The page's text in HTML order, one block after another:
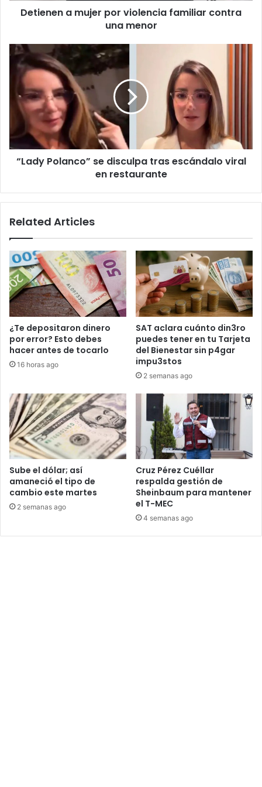
Detienen a mujer por violencia familiar contra
una menor
“Lady
Polanco”
disculpa
tras
escándalo
en
restaurante
“Lady Polanco” se disculpa tras escándalo viral
en restaurante
Related Articles
¿Te depositaron dinero
por error? Esto debes
hacer antes de tocarlo
16 horas ago
SAT aclara cuánto din3ro
puedes tener en tu Tarjeta
del Bienestar sin p4gar
impu3stos
2 semanas ago
Sube el dólar; así
amaneció el tipo de
cambio este martes
2 semanas ago
Cruz Pérez Cuéllar
respalda gestión de
Sheinbaum para mantener
el T-MEC
4 semanas ago